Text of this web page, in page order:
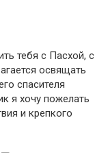
тебя с Пасхой, с
освящать
спасителя
я хочу пожелать
и крепкого